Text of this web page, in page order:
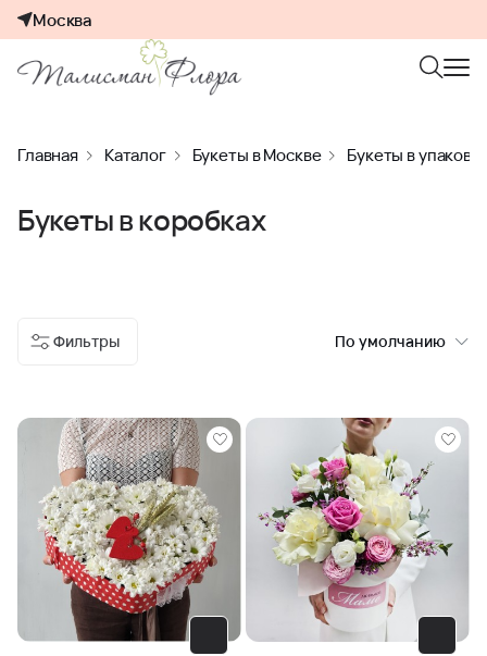
Москва
Главная Каталог Букеты в Москве Букеты в
Букеты в коробках
Фильтры По умолчанию